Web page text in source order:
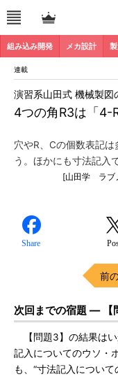
組み込み開発 メカ設計
連載
4つの角R3は「4-
演習系山田式 機械製図
穴やR、Cの個数表記
う。ほかにも寸法記入
[山田学 ラブ
Share
前
次回までの宿題 ― 【
【問題3】の結果は
記入についてのウソ・
も、“寸法記入について